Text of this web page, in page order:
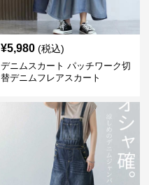
¥5,980 (税込)
デニムスカート パッチワーク切
替デニムフレアスカート